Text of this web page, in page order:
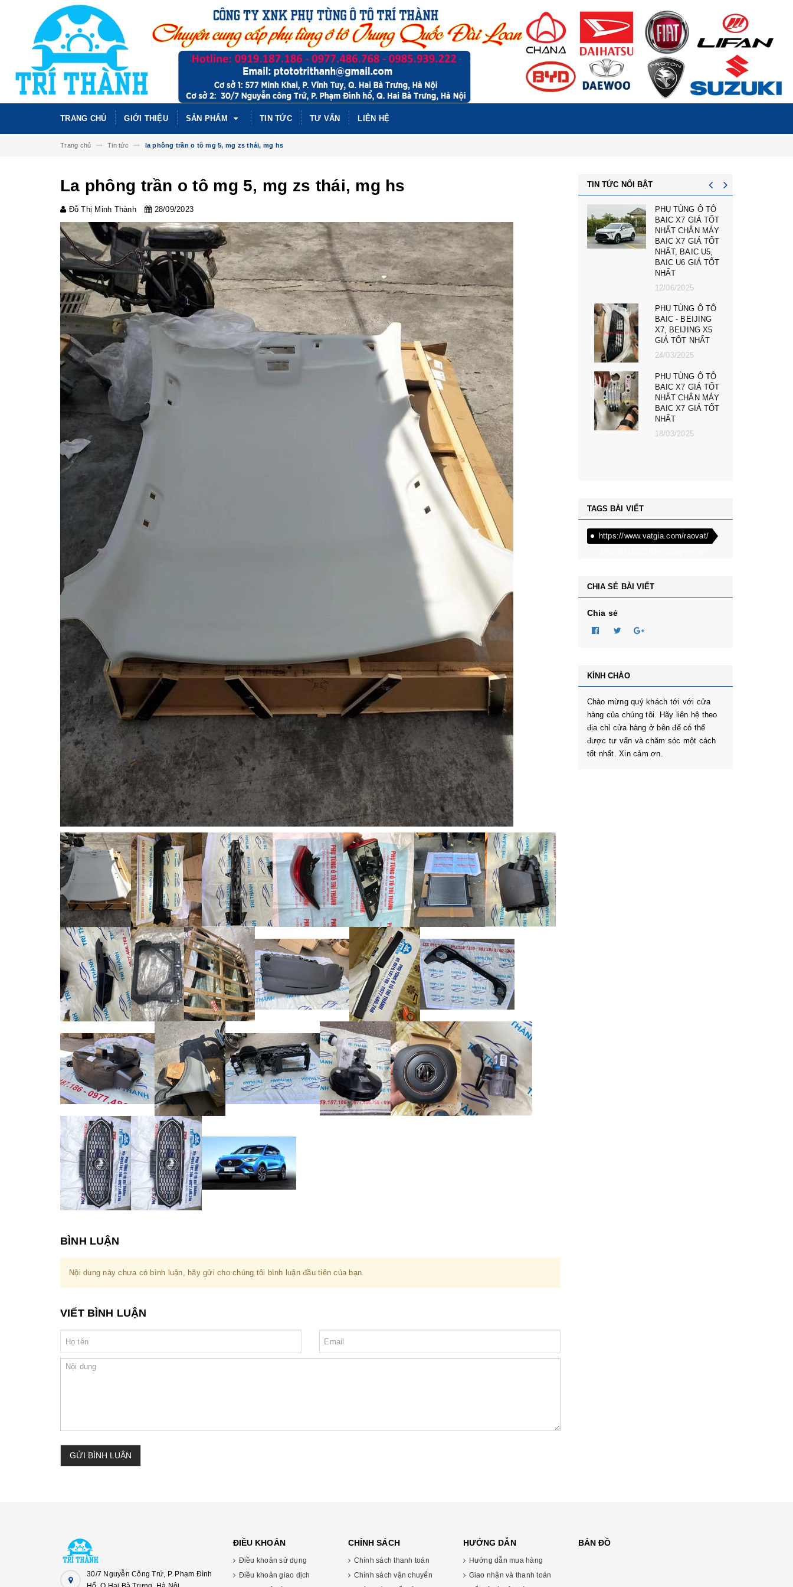
TRANG CHỦ GIỚI THIỆU SẢN PHẨM TIN TỨC TƯ VẤN LIÊN HỆ
Trang chủ Tin tức la phông trần o tô mg 5, mg zs thái, mg hs
La phông trần o tô mg 5, mg zs thái, mg hs
Đỗ Thị Minh Thành 28/09/2023
BÌNH LUẬN
Nội dung này chưa có bình luận, hãy gửi cho chúng tôi bình luận đầu tiên của bạn.
VIẾT BÌNH LUẬN
GỬI BÌNH LUẬN
TIN TỨC NỔI BẬT
BAIC X7 GIÁ TỐT
NHẤT CHÂN MÁY
BAIC X7 GIÁ TỐT
NHẤT, BAIC U5,
BAIC U6 GIÁ TỐT
NHẤT
12/06/2025
PHỤ TÙNG Ô TÔ
BAIC - BEIJING
X7, BEIJING X5
GIÁ TỐT NHẤT
24/03/2025
PHỤ TÙNG Ô TÔ
BAIC X7 GIÁ TỐT
NHẤT CHÂN MÁY
BAIC X7 GIÁ TỐT
NHẤT
18/03/2025
cản trước badoxoc
trước mg zs mã
cản trước
10745966 - phụ
tùng ô tô mg zs giá
tốt nhất
23/02/2025
MG ZS, MG 5, MG
RX5, MG HS GIÁ
TỐT NHẤT - CÀNG
A, ROTUY LÁI
NGOÀI MG RX5,
08/12/2024
PHỤ TÙNG Ô TÔ
MG ZS, MG 5, MG
RX5, MG HS GIÁ
TỐT NHẤT - ĐÈN
TAGS BÀI VIẾT
https://www.vatgia.com/raovat/
dongben-870kg-dongben-
650kg-dongben-x30.html
CHIA SẺ BÀI VIẾT
Chia sẻ
KÍNH CHÀO
Chào mừng quý khách tới với cửa
hàng của chúng tôi. Hãy liên hệ theo
địa chỉ cửa hàng ở bên để có thể
được tư vấn và chăm sóc một cách
tốt nhất. Xin cảm ơn.
30/7 Nguyễn Công Trứ, P. Phạm Đình
ĐIỀU KHOẢN
Điều khoản sử dụng
Điều khoản giao dịch
CHÍNH SÁCH
Chính sách thanh toán
Chính sách vận chuyển
HƯỚNG DẪN
Hướng dẫn mua hàng
Giao nhận và thanh toán
BẢN ĐỒ